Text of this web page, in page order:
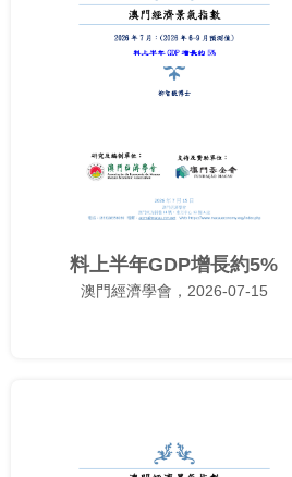
料上半年GDP增長約5%
澳門經濟學會，2026-07-15